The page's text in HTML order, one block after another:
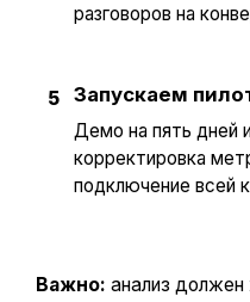
разговоров на
5 Запускаем
Демо на пять дней
корректировка
подключение всей
Важно: анализ должен